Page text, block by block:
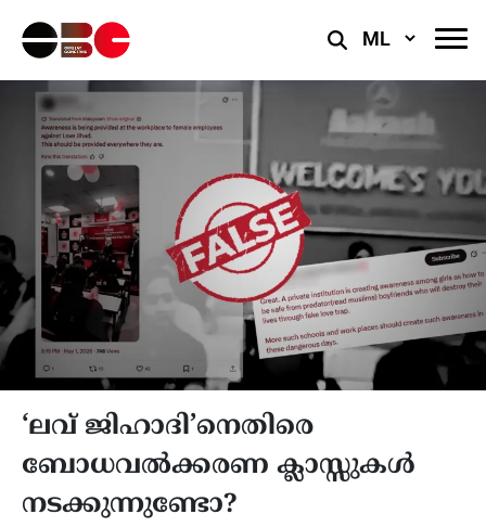
Select
‘ലവ് ജിഹാദി’നെതിരെ
ബോധവല്‍ക്കരണ ക്ലാസ്സുകൾ
നടക്കുന്നുണ്ടോ?